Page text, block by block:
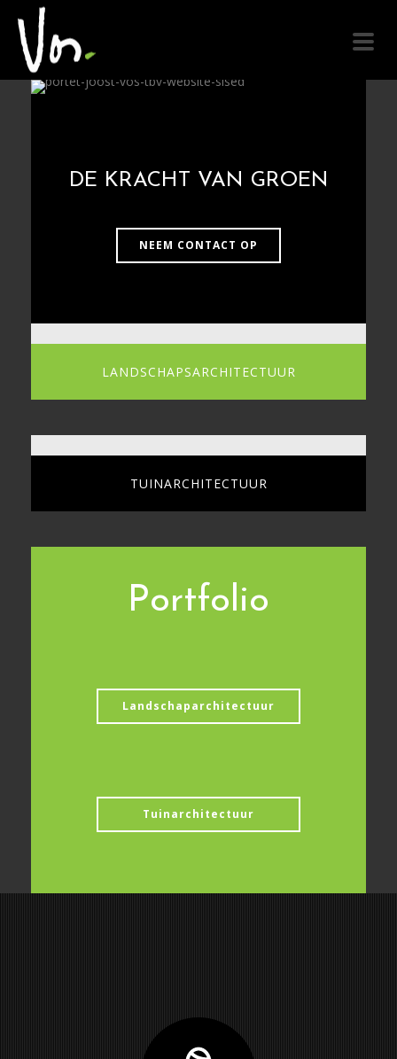
DE KRACHT VAN GROEN
NEEM CONTACT OP
LANDSCHAPSARCHITECTUUR
TUINARCHITECTUUR
Portfolio
Landschaparchitectuur
Tuinarchitectuur